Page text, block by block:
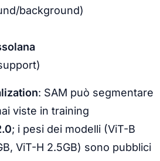
background)
: SAM può segmentare
viste in training
; i pesi dei modelli (ViT-B
ViT-H 2.5GB) sono pubblici